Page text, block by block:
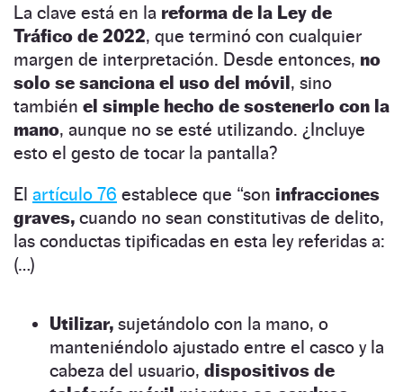
La clave está en la reforma de la Ley de
Tráfico de 2022, que terminó con cualquier
margen de interpretación. Desde entonces, no
solo se sanciona el uso del móvil, sino
también el simple hecho de sostenerlo con la
mano, aunque no se esté utilizando. ¿Incluye
esto el gesto de tocar la pantalla?
El artículo 76 establece que “son infracciones
graves, cuando no sean constitutivas de delito,
las conductas tipificadas en esta ley referidas a:
(…)
Utilizar, sujetándolo con la mano, o
manteniéndolo ajustado entre el casco y la
cabeza del usuario, dispositivos de